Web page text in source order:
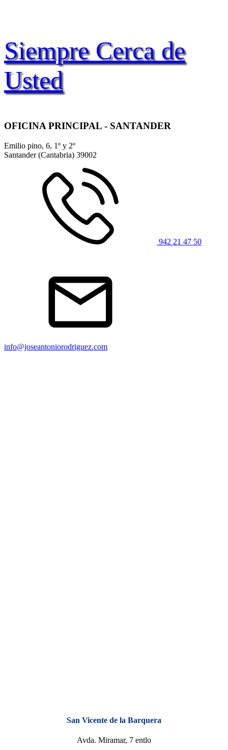
Siempre Cerca de
Usted
OFICINA PRINCIPAL - SANTANDER
Emilio pino, 6, 1º y 2º
Santander (Cantabria) 39002
942 21 47 50
info@joseantoniorodriguez.com
San Vicente de la Barquera
Avda. Miramar, 7 entlo